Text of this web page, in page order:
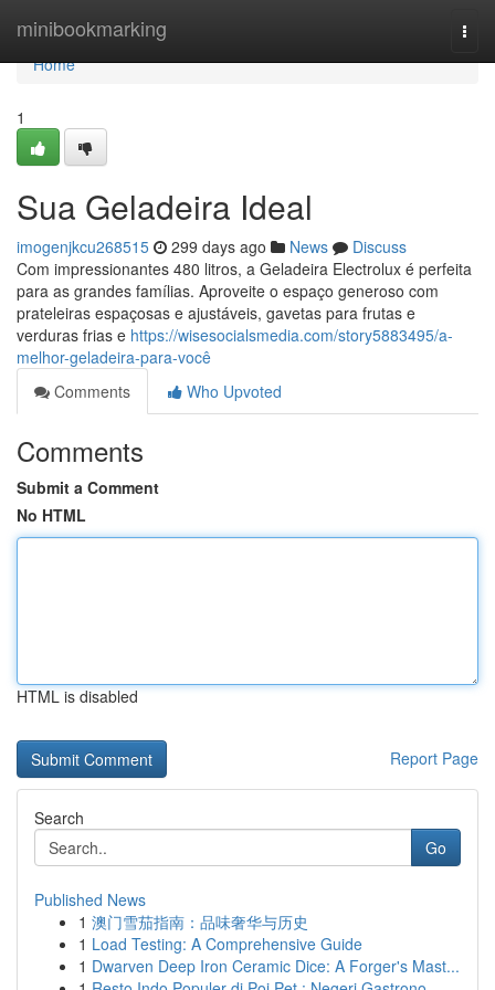
minibookmarking
Home
Home
1
Sua Geladeira Ideal
imogenjkcu268515 299 days ago News
Discuss
Com impressionantes 480 litros, a Geladeira Electrolux é perfeita
para as grandes famílias. Aproveite o espaço generoso com
prateleiras espaçosas e ajustáveis, gavetas para frutas e
verduras frias e https://wisesocialsmedia.com/story5883495/a-
melhor-geladeira-para-você
Comments
Who Upvoted
Comments
Submit a Comment
No HTML
HTML is disabled
Report Page
Search
Go
Published News
1 澳门雪茄指南：品味奢华与历史
1 Load Testing: A Comprehensive Guide
1 Dwarven Deep Iron Ceramic Dice: A Forger's Mast...